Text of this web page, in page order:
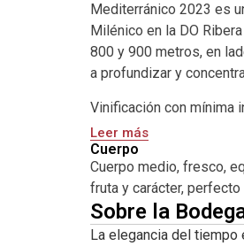
Mediterránico 2023 es
Milénico en la DO
800 y 900 metros, en
a profundizar y
Vinificación con mínima
respetuosa. Un tinto
Tempranillo joven con
Leer más
Cuerpo
Cuerpo medio, fresco,
fruta y carácter,
Sobre la
La elegancia del tiempo